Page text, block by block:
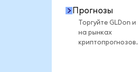
Прогнозы
Торгуйте GLDon и
на рынках
криптопрогнозов.